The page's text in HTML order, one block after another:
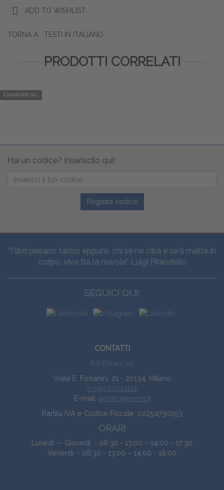
ADD TO WISHLIST
TORNA A: TESTI IN ITALIANO
PRODOTTI CORRELATI
Condividi su:
Hai un codice? Inseriscilo qui!
Registra codice
“I libri pesano tanto: eppure, chi se ne ciba e se li mette in
corpo, vive tra le nuvole” Luigi Pirandello
SEGUICI QUI:
CONTATTI
Edi.Ermes srl
Viale E. Forlanini, 21 - 20134, Milano
(+39)027021121
E-mail: eeinfo@eenet.it
Partita IVA e Codice Fiscale: 02254790153
ORARI
Lunedì — Giovedì: - 08:30 - 13:00 – 14:00 - 17:30
Venerdì: - 08:30 - 13:00 – 14:00 - 16:00